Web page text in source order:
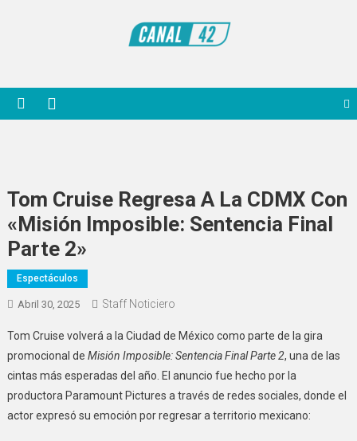
Tom Cruise Regresa A La CDMX Con
«Misión Imposible: Sentencia Final
Parte 2»
Espectáculos
Abril 30, 2025 Staff Noticiero
Tom Cruise volverá a la Ciudad de México como parte de la gira
promocional de Misión Imposible: Sentencia Final Parte 2, una de las
cintas más esperadas del año. El anuncio fue hecho por la
productora Paramount Pictures a través de redes sociales, donde el
actor expresó su emoción por regresar a territorio mexicano: